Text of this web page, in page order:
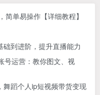
单易操作【详细教程】
到进阶，提升直播能力
号运营：教你图文、视
蹈个人ip短视频带货变现